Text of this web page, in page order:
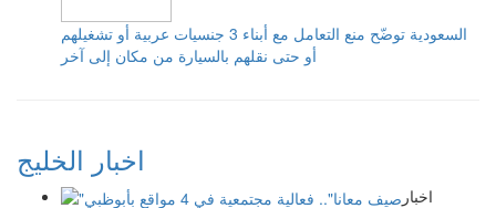
السعودية توضّح منع التعامل مع أبناء 3 جنسيات عربية أو تشغيلهم
أو حتى نقلهم بالسيارة من مكان إلى آخر
اخبار الخليج
اخبار